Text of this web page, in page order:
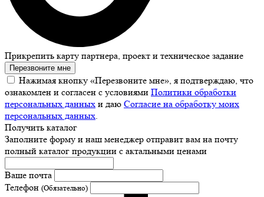
Прикрепить карту партнера, проект и техническое задание
Перезвоните мне
Нажимая кнопку «Перезвоните мне», я подтверждаю, что
ознакомлен и согласен с условиями Политики обработки
персональных данных и даю Согласие на обработку моих
персональных данных.
Получить каталог
Заполните форму и наш менеджер отправит вам на почту
полный каталог продукции с актальными ценами
Ваше почта
Телефон (Обязательно)